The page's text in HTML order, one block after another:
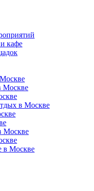
кафе
Москве
в Москве
Москве
в Москве